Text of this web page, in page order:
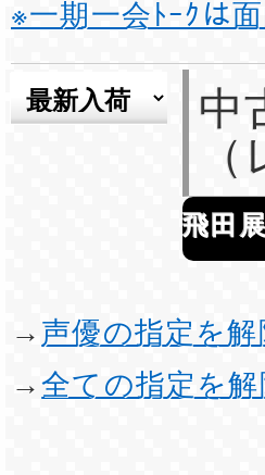
※一期一会ﾄｰｸは
中
飛田
→ 声優の指定を解
→全ての指定を解